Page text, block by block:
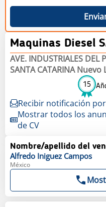
Maquinas Diesel
AVE. INDUSTRIALES DEL
SANTA CATARINA
15
Recibir notificación
Mostrar todos los
de CV
Nombre/apellido del
Alfredo Iniguez Campos
México